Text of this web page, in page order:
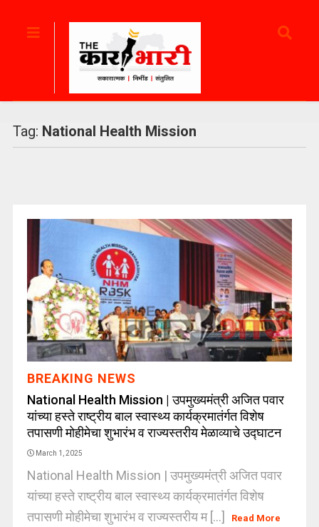
Tag: National Health Mission
BREAKING NEWS
National Health Mission | उपमुख्यमंत्री अजित पवार
यांच्या हस्ते राष्ट्रीय बाल स्वास्थ्य कार्यक्रमातंर्गत विशेष
तपासणी मोहीमेचा शुभारंभ व राज्यस्तरीय मेळाव्याचे उद्घाटन
March 1, 2025
National Health Mission | उपमुख्यमंत्री अजित पवार
यांच्या हस्ते राष्ट्रीय बाल स्वास्थ्य कार्यक्रमातंर्गत विशेष
तपासणी मोहीमेचा शुभारंभ व राज्यस्तरीय म [...]
Read More